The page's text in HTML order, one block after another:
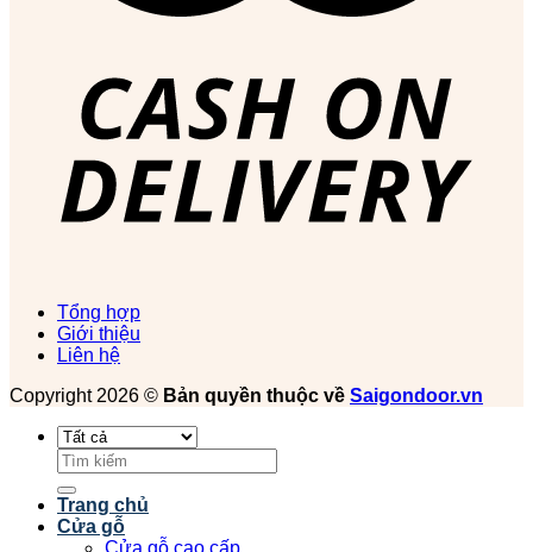
Tổng hợp
Giới thiệu
Liên hệ
Copyright 2026 © Bản quyền thuộc về Saigondoor.vn
Tìm
kiếm:
Trang chủ
Cửa gỗ
Cửa gỗ cao cấp